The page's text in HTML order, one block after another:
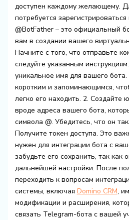
доступен каждому желающему.
потребуется
@BotFather – это официальный
вам в создании вашего
Начните с того, что отправьте
следуйте указанным
уникальное имя для вашего
коротким и запоминающимся,
легко его находить. 2. Создайте
вроде адреса вашего бота,
символа @. Убедитесь, что он
Получите токен доступа. Это
нужен для интеграции бота с
забудьте его сохранить, так как
дальнейшей настройки. После
переходить к вопросам
системы, включая Domino CRM,
модификации и расширения,
связать Telegram-бота с вашей